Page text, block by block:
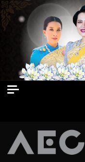
Skip
to